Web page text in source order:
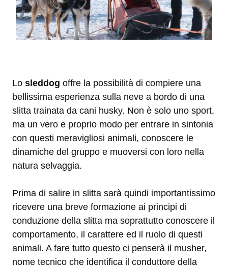
Lo sleddog offre la possibilità di compiere una
bellissima esperienza sulla neve a bordo di una
slitta trainata da cani husky. Non è solo uno sport,
ma un vero e proprio modo per entrare in sintonia
con questi meravigliosi animali, conoscere le
dinamiche del gruppo e muoversi con loro nella
natura selvaggia.
Prima di salire in slitta sarà quindi importantissimo
ricevere una breve formazione ai principi di
conduzione della slitta ma soprattutto conoscere il
comportamento, il carattere ed il ruolo di questi
animali. A fare tutto questo ci penserà il musher,
nome tecnico che identifica il conduttore della